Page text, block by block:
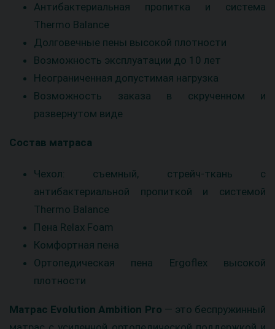
Антибактериальная пропитка и система
Thermo Balance
Долговечные пены высокой плотности
Возможность эксплуатации до 10 лет
Неограниченная допустимая нагрузка
Возможность заказа в скрученном и
развернутом виде
Состав матраса
Чехол: съемный, стрейч-ткань с
антибактериальной пропиткой и системой
Thermo Balance
Пена Relax Foam
Комфортная пена
Ортопедическая пена Ergoflex высокой
плотности
Матрас Evolution Ambition Pro — это беспружинный